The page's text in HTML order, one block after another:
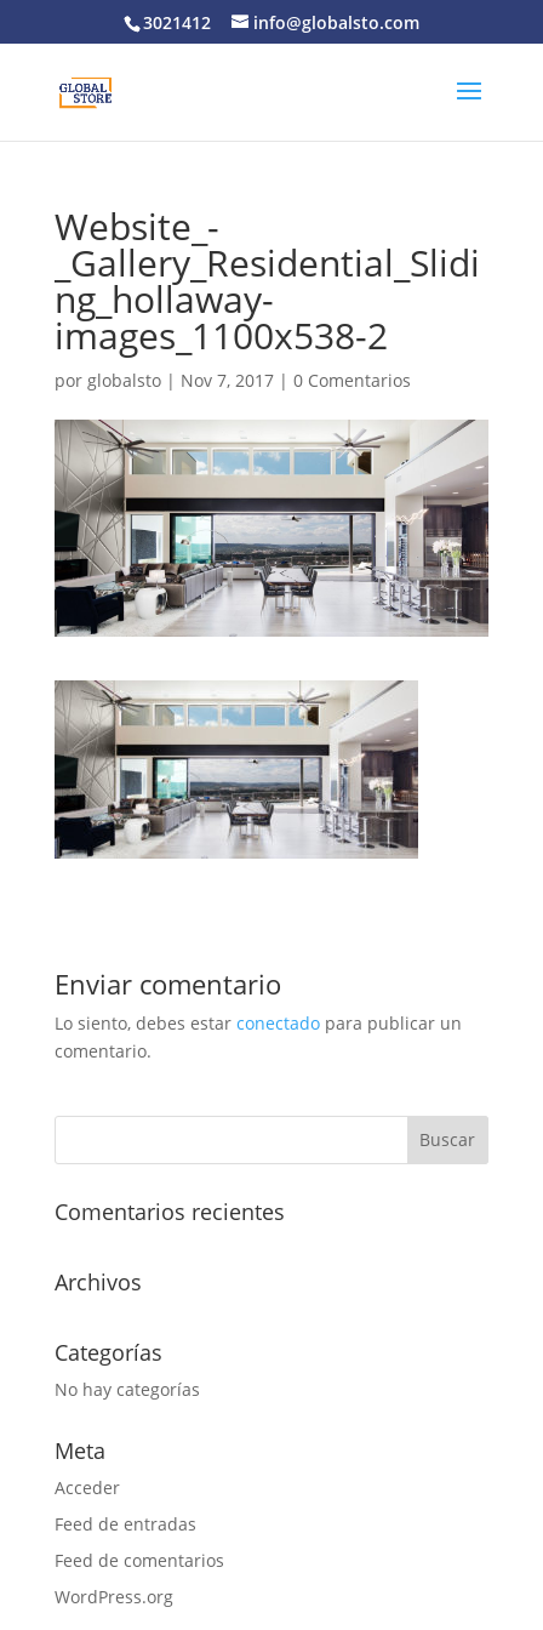
3021412 info@globalsto.com
Website_-
_Gallery_Residential_Slidi
ng_hollaway-
images_1100x538-2
por globalsto| Nov 7, 2017| 0 Comentarios
Enviar comentario
Lo siento, debes estar conectadopara publicar un
comentario.
Comentarios recientes
Archivos
Categorías
No hay categorías
Meta
Acceder
Feed de entradas
Feed de comentarios
WordPress.org